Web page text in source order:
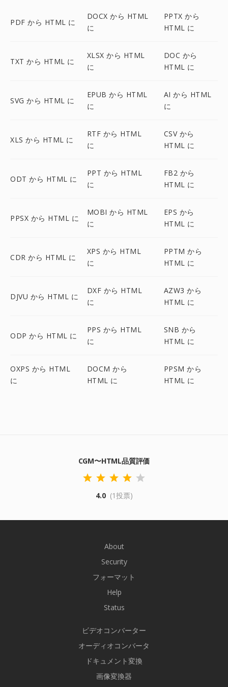
PDF から HTML に
DOCX から HTML
に
PPTX から
HTML に
TXT から HTML に
XLSX から HTML
に
DOC から
HTML に
SVG から HTML に
EPUB から HTML
に
AI から HTML
に
XLS から HTML に
RTF から HTML
に
CSV から
HTML に
ODT から HTML に
PPT から HTML
に
FB2 から
HTML に
PPSX から HTML に
MOBI から HTML
に
EPS から
HTML に
CDR から HTML に
XPS から HTML
に
PPTM から
HTML に
DJVU から HTML に
DXF から HTML
に
AZW3 から
HTML に
ODP から HTML に
PPS から HTML
に
SNB から
HTML に
OXPS から HTML
に
DOCM から
HTML に
PPSM から
HTML に
CGM〜HTML品質評価
4.0 (1投票)
About
Security
フォーマット
Help
Status
ビデオコンバーター
オーディオコンバータ
ドキュメント変換
画像変換器